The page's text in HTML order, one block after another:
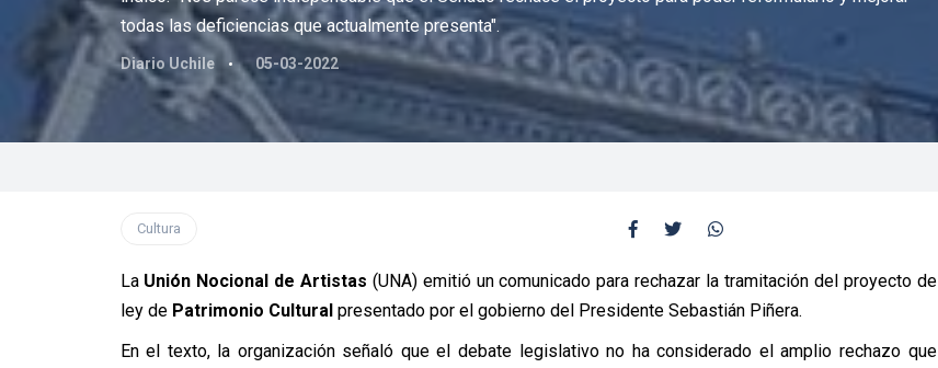
todas las deficiencias que actualmente presenta".
Diario Uchile 05-03-2022
Cultura
La Unión Nocional de Artistas (UNA) emitió un comunicado para rechazar la tramitación del proyecto de
ley de Patrimonio Culturalpresentado por el gobierno del Presidente Sebastián Piñera.
En el texto, la organización señaló que el debate legislativo no ha considerado el amplio rechazo que